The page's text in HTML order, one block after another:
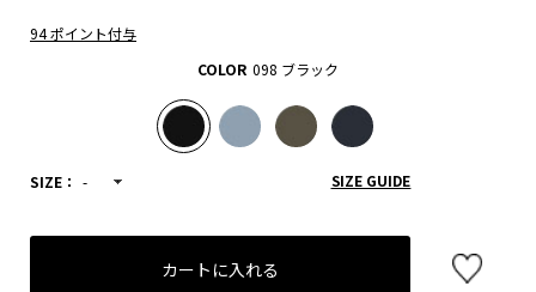
94 ポイント付与
COLOR 098 ブラック
SIZE： - SIZE GUIDE
カートに入れる